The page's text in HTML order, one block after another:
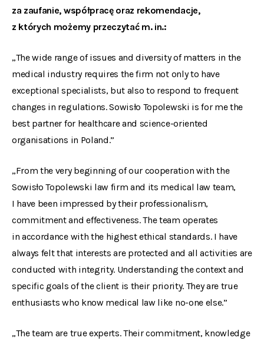
za zaufanie, współpracę oraz rekomendacje,
z których możemy przeczytać m. in.:
„The wide range of issues and diversity of matters in the
medical industry requires the firm not only to have
exceptional specialists, but also to respond to frequent
changes in regulations. Sowisło Topolewski is for me the
best partner for healthcare and science-oriented
organisations in Poland.”
„From the very beginning of our cooperation with the
Sowisło Topolewski law firm and its medical law team,
I have been impressed by their professionalism,
commitment and effectiveness. The team operates
in accordance with the highest ethical standards. I have
always felt that interests are protected and all activities are
conducted with integrity. Understanding the context and
specific goals of the client is their priority. They are true
enthusiasts who know medical law like no-one else.”
„The team are true experts. Their commitment, knowledge